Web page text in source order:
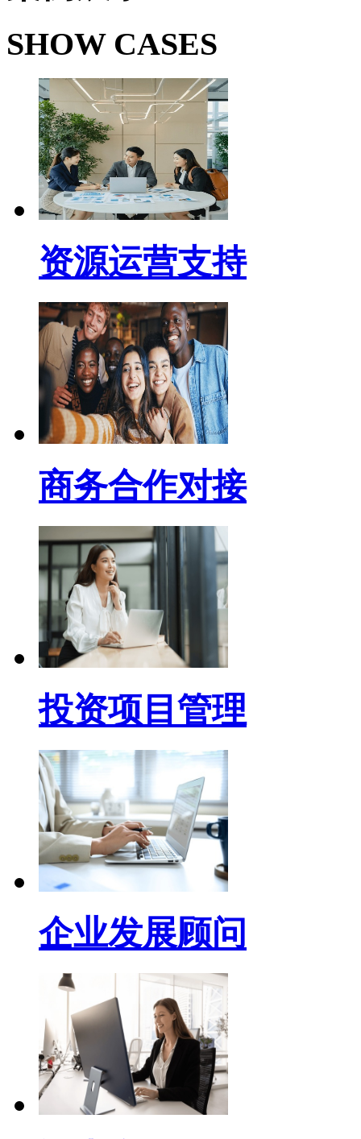
SHOW CASES
资源运营支持
商务合作对接
投资项目管理
企业发展顾问